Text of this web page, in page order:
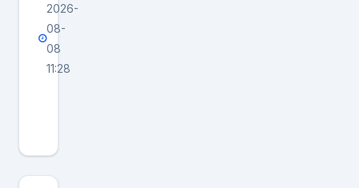
2026-
08-
08
11:28
A
股